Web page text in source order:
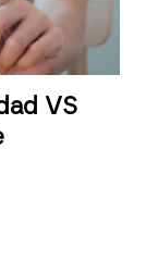
VS